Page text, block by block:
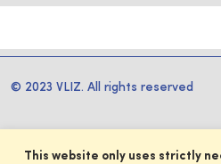
© 2023 VLIZ. All rights reserved
This website only uses strictly